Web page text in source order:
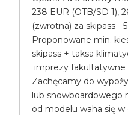
238 EUR (OTB/SD 1),
(zwrotna) za skipass -
Proponowane min.
skipass + taksa
imprezy fakultatywne
Zachęcamy do
lub snowboardowego
od modelu waha się w